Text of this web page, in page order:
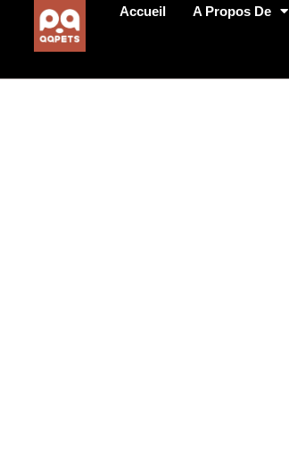
Accueil A Propos De